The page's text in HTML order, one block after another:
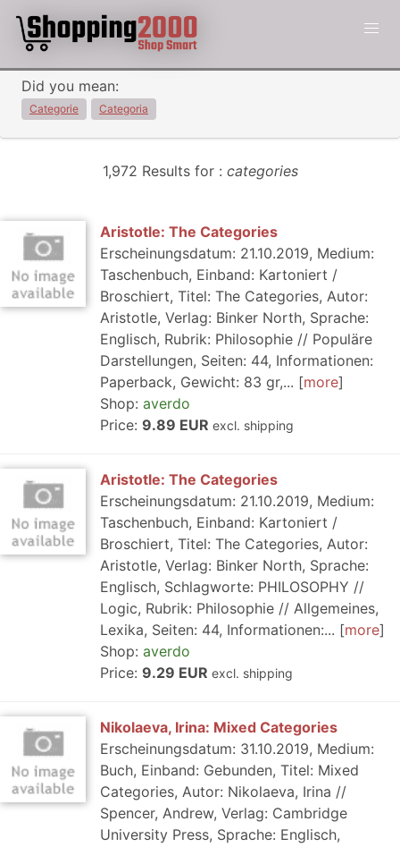
Did you mean:
Categorie Categoria
1,972 Results for : categories
Aristotle: The Categories
Erscheinungsdatum: 21.10.2019, Medium:
Taschenbuch, Einband: Kartoniert /
Broschiert, Titel: The Categories, Autor:
Aristotle, Verlag: Binker North, Sprache:
Englisch, Rubrik: Philosophie // Populäre
Darstellungen, Seiten: 44, Informationen:
Paperback, Gewicht: 83 gr,...
more
Shop: averdo
Price: 9.89 EUR excl. shipping
Aristotle: The Categories
Erscheinungsdatum: 21.10.2019, Medium:
Taschenbuch, Einband: Kartoniert /
Broschiert, Titel: The Categories, Autor:
Aristotle, Verlag: Binker North, Sprache:
Englisch, Schlagworte: PHILOSOPHY //
Logic, Rubrik: Philosophie // Allgemeines,
Lexika, Seiten: 44, Informationen:...
more
Shop: averdo
Price: 9.29 EUR excl. shipping
Nikolaeva, Irina: Mixed Categories
Erscheinungsdatum: 31.10.2019, Medium:
Buch, Einband: Gebunden, Titel: Mixed
Categories, Autor: Nikolaeva, Irina //
Spencer, Andrew, Verlag: Cambridge
University Press, Sprache: Englisch,